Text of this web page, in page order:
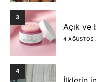
3
Açık ve
4 AĞUSTOS
4